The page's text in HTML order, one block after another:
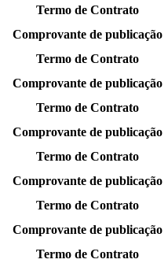
Termo de Contrato
Comprovante de publicação
Termo de Contrato
Comprovante de publicação
Termo de Contrato
Comprovante de publicação
Termo de Contrato
Comprovante de publicação
Termo de Contrato
Comprovante de publicação
Termo de Contrato